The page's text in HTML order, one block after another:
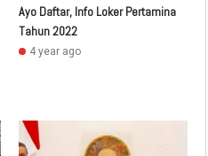
Ayo Daftar, Info Loker Pertamina
Tahun 2022
4 year ago